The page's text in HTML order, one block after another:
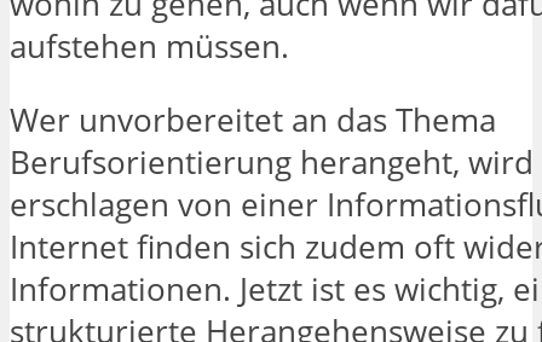
aufstehen müssen.
Wer unvorbereitet an das Thema
Berufsorientierung herangeht,
erschlagen von einer
Internet finden sich zudem oft
Informationen. Jetzt ist es wichtig,
strukturierte Herangehensweise zu